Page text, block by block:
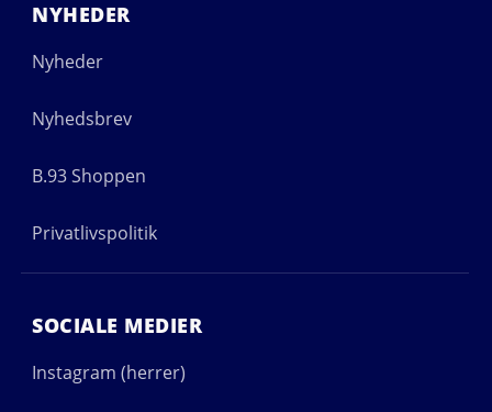
NYHEDER
Nyheder
Nyhedsbrev
B.93 Shoppen
Privatlivspolitik
SOCIALE MEDIER
Instagram (herrer)